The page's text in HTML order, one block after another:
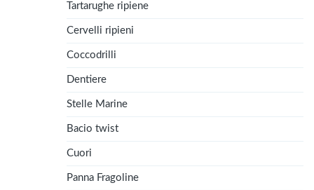
Tartarughe ripiene
Cervelli ripieni
Coccodrilli
Dentiere
Stelle Marine
Bacio twist
Cuori
Panna Fragoline